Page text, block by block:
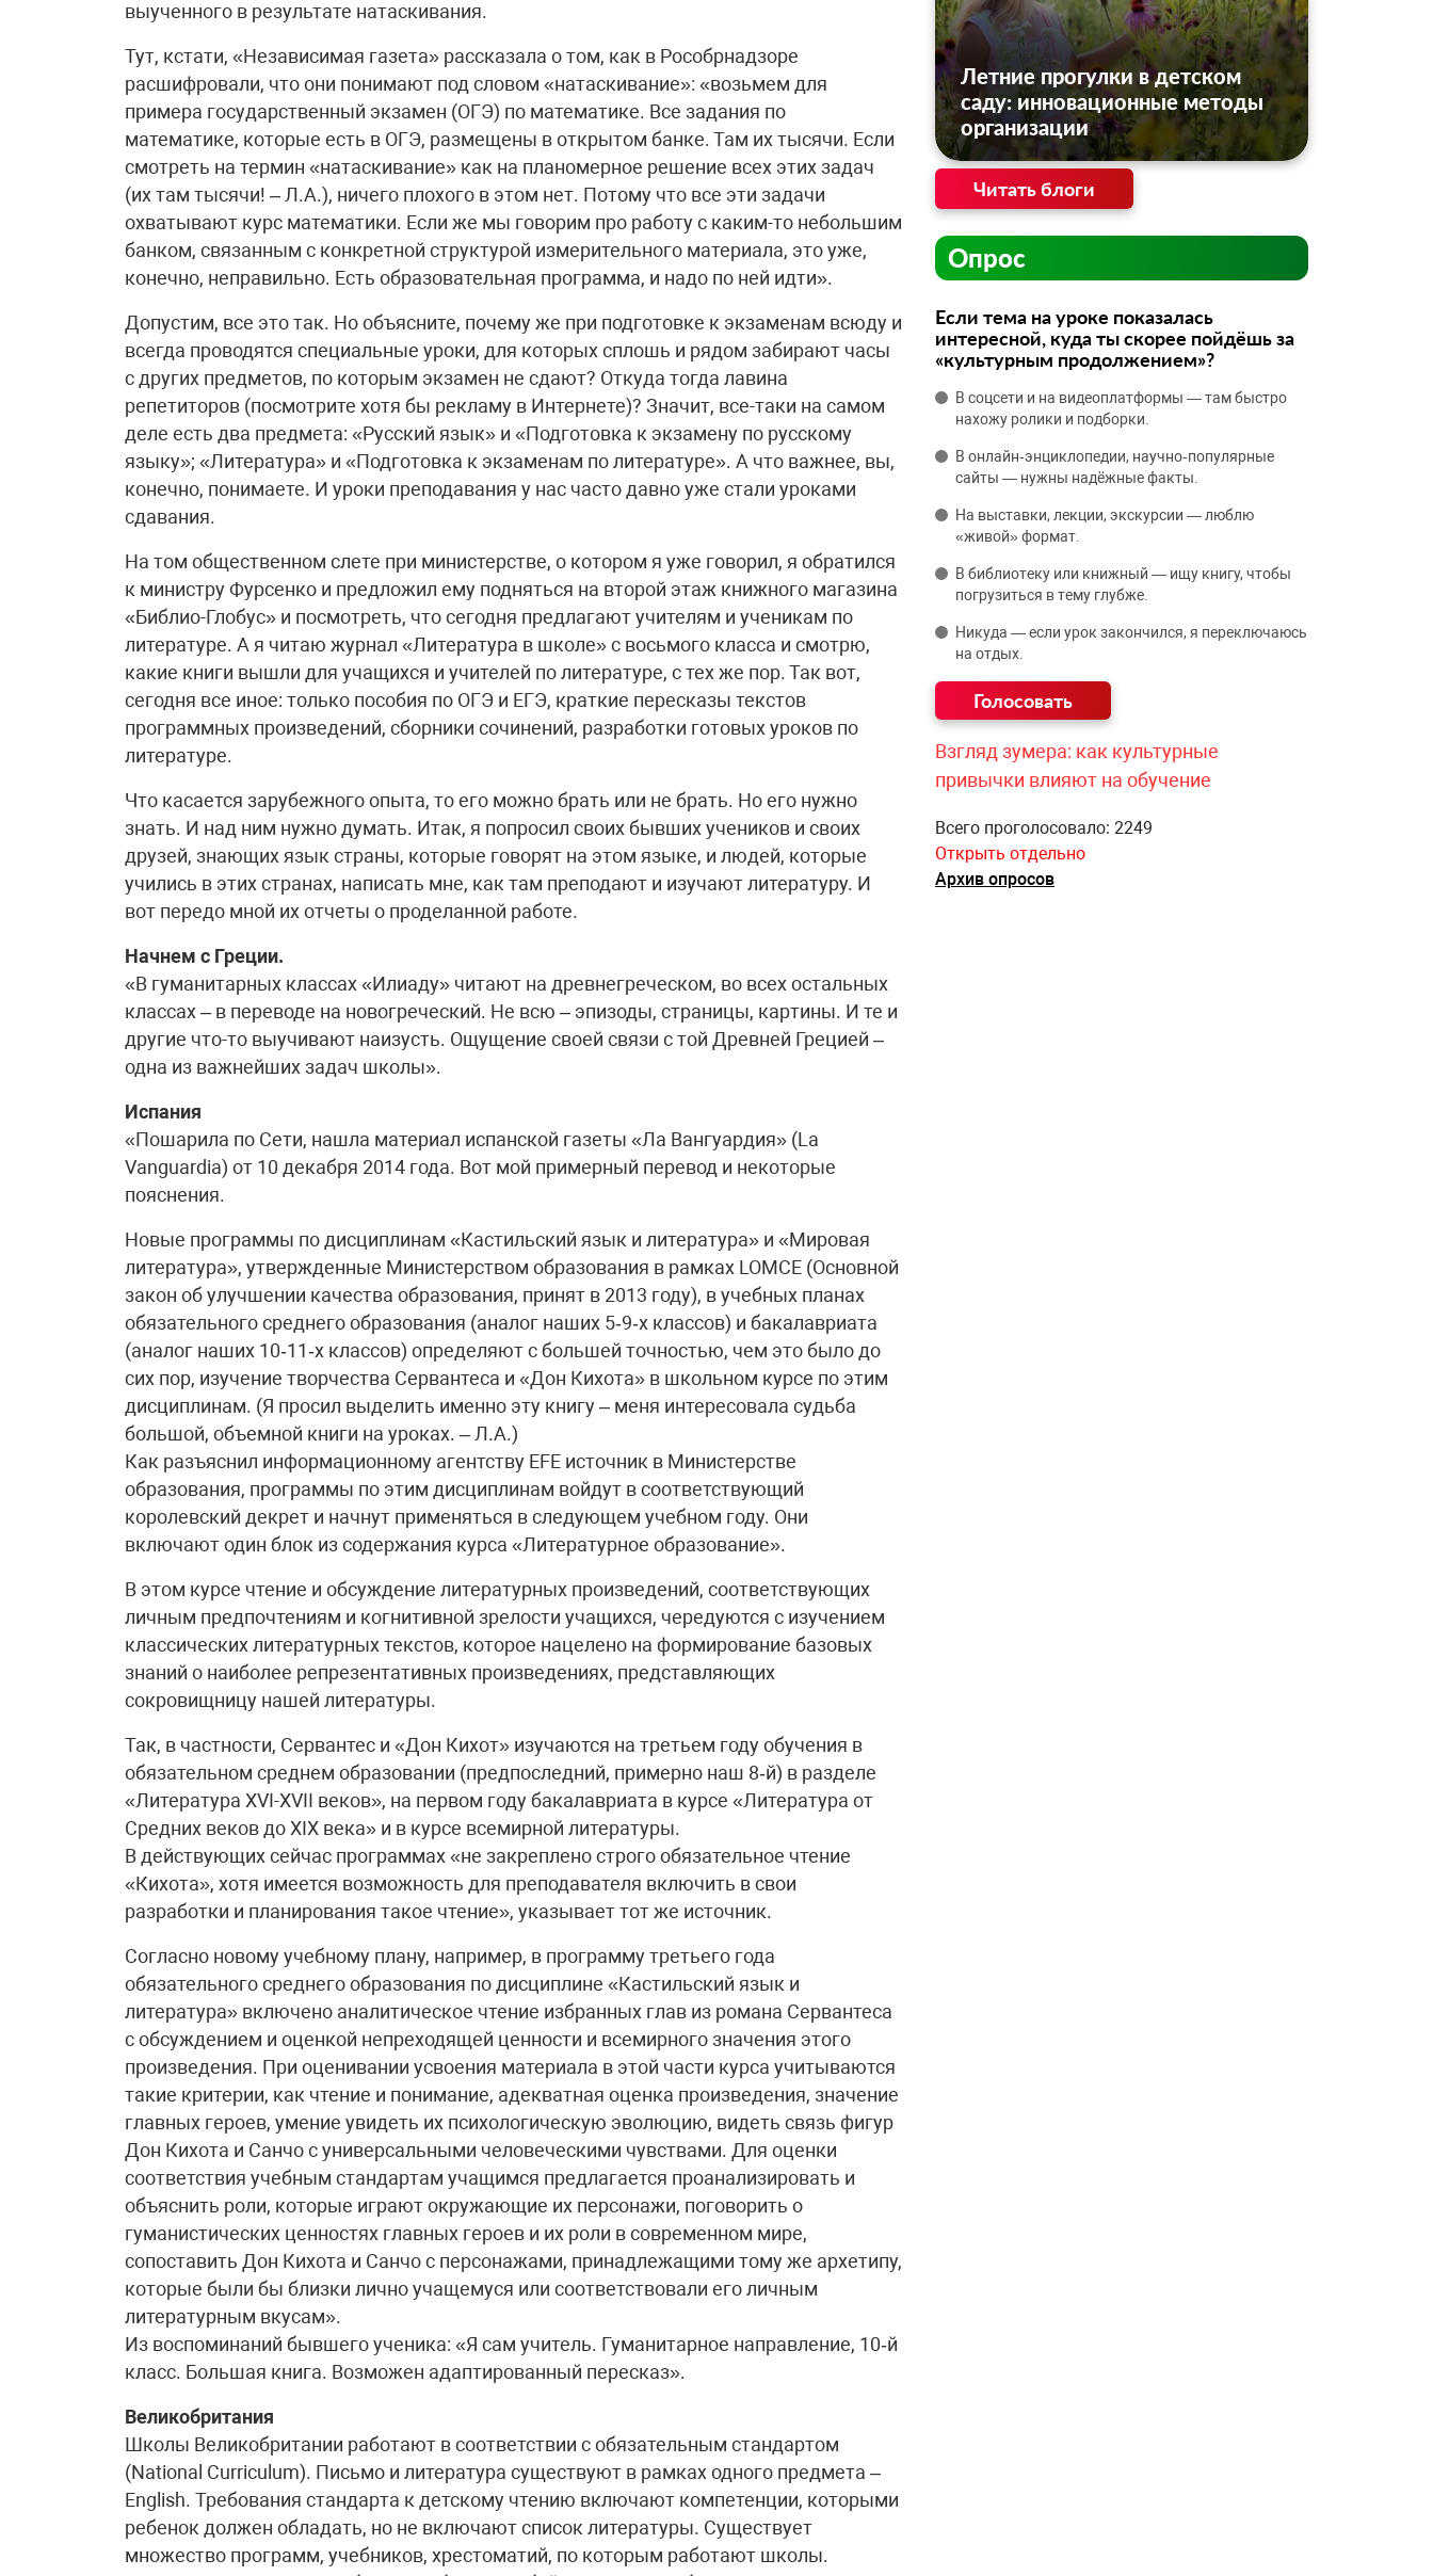
выученного в результате натаскивания.
Тут, кстати, «Независимая газета» рассказала о том, как в Рособрнадзоре
расшифровали, что они понимают под словом «натаскивание»: «возьмем для
примера государственный экзамен (ОГЭ) по математике. Все задания по
математике, которые есть в ОГЭ, размещены в открытом банке. Там их тысячи. Если
смотреть на термин «натаскивание» как на планомерное решение всех этих задач
(их там тысячи! – Л.А.), ничего плохого в этом нет. Потому что все эти задачи
охватывают курс математики. Если же мы говорим про работу с каким-то небольшим
банком, связанным с конкретной структурой измерительного материала, это уже,
конечно, неправильно. Есть образовательная программа, и надо по ней идти».
Допустим, все это так. Но объясните, почему же при подготовке к экзаменам всюду и
всегда проводятся специальные уроки, для которых сплошь и рядом забирают часы
с других предметов, по которым экзамен не сдают? Откуда тогда лавина
репетиторов (посмотрите хотя бы рекламу в Интернете)? Значит, все-таки на самом
деле есть два предмета: «Русский язык» и «Подготовка к экзамену по русскому
языку»; «Литература» и «Подготовка к экзаменам по литературе». А что важнее, вы,
конечно, понимаете. И уроки преподавания у нас часто давно уже стали уроками
сдавания.
На том общественном слете при министерстве, о котором я уже говорил, я обратился
к министру Фурсенко и предложил ему подняться на второй этаж книжного магазина
«Библио-Глобус» и посмотреть, что сегодня предлагают учителям и ученикам по
литературе. А я читаю журнал «Литература в школе» с восьмого класса и смотрю,
какие книги вышли для учащихся и учителей по литературе, с тех же пор. Так вот,
сегодня все иное: только пособия по ОГЭ и ЕГЭ, краткие пересказы текстов
программных произведений, сборники сочинений, разработки готовых уроков по
литературе.
Что касается зарубежного опыта, то его можно брать или не брать. Но его нужно
знать. И над ним нужно думать. Итак, я попросил своих бывших учеников и своих
друзей, знающих язык страны, которые говорят на этом языке, и людей, которые
учились в этих странах, написать мне, как там преподают и изучают литературу. И
вот передо мной их отчеты о проделанной работе.
Начнем с Греции.
«В гуманитарных классах «Илиаду» читают на древнегреческом, во всех остальных
классах – в переводе на новогреческий. Не всю – эпизоды, страницы, картины. И те и
другие что-то выучивают наизусть. Ощущение своей связи с той Древней Грецией –
одна из важнейших задач школы».
Испания
«Пошарила по Сети, нашла материал испанской газеты «Ла Вангуардия» (La
Vanguardia) от 10 декабря 2014 года. Вот мой примерный перевод и некоторые
пояснения.
Новые программы по дисциплинам «Кастильский язык и литература» и «Мировая
литература», утвержденные Министерством образования в рамках LOMCE (Основной
закон об улучшении качества образования, принят в 2013 году), в учебных планах
обязательного среднего образования (аналог наших 5‑9‑х классов) и бакалавриата
(аналог наших 10‑11‑х классов) определяют с большей точностью, чем это было до
сих пор, изучение творчества Сервантеса и «Дон Кихота» в школьном курсе по этим
дисциплинам. (Я просил выделить именно эту книгу – меня интересовала судьба
большой, объемной книги на уроках. – Л.А.)
Как разъяснил информационному агентству EFE источник в Министерстве
образования, программы по этим дисциплинам войдут в соответствующий
королевский декрет и начнут применяться в следующем учебном году. Они
включают один блок из содержания курса «Литературное образование».
В этом курсе чтение и обсуждение литературных произведений, соответствующих
личным предпочтениям и когнитивной зрелости учащихся, чередуются с изучением
классических литературных текстов, которое нацелено на формирование базовых
знаний о наиболее репрезентативных произведениях, представляющих
сокровищницу нашей литературы.
Так, в частности, Сервантес и «Дон Кихот» изучаются на третьем году обучения в
обязательном среднем образовании (предпоследний, примерно наш 8‑й) в разделе
«Литература XVI-XVII веков», на первом году бакалавриата в курсе «Литература от
Средних веков до XIX века» и в курсе всемирной литературы.
В действующих сейчас программах «не закреплено строго обязательное чтение
«Кихота», хотя имеется возможность для преподавателя включить в свои
разработки и планирования такое чтение», указывает тот же источник.
Согласно новому учебному плану, например, в программу третьего года
обязательного среднего образования по дисциплине «Кастильский язык и
литература» включено аналитическое чтение избранных глав из романа Сервантеса
с обсуждением и оценкой непреходящей ценности и всемирного значения этого
произведения. При оценивании усвоения материала в этой части курса учитываются
такие критерии, как чтение и понимание, адекватная оценка произведения, значение
главных героев, умение увидеть их психологическую эволюцию, видеть связь фигур
Дон Кихота и Санчо с универсальными человеческими чувствами. Для оценки
соответствия учебным стандартам учащимся предлагается проанализировать и
объяснить роли, которые играют окружающие их персонажи, поговорить о
гуманистических ценностях главных героев и их роли в современном мире,
сопоставить Дон Кихота и Санчо с персонажами, принадлежащими тому же архетипу,
которые были бы близки лично учащемуся или соответствовали его личным
литературным вкусам».
Из воспоминаний бывшего ученика: «Я сам учитель. Гуманитарное направление, 10‑й
класс. Большая книга. Возможен адаптированный пересказ».
Великобритания
Школы Великобритании работают в соответствии с обязательным стандартом
(National Curriculum). Письмо и литература существуют в рамках одного предмета –
English. Требования стандарта к детскому чтению включают компетенции, которыми
ребенок должен обладать, но не включают список литературы. Существует
множество программ, учебников, хрестоматий, по которым работают школы.
Летние прогулки в детском
саду: инновационные методы
организации
Читать блоги
Опрос
Если тема на уроке показалась
интересной, куда ты скорее пойдёшь за
«культурным продолжением»?
В соцсети и на видеоплатформы — там быстро
нахожу ролики и подборки.
В онлайн‑энциклопедии, научно‑популярные
сайты — нужны надёжные факты.
На выставки, лекции, экскурсии — люблю
«живой» формат.
В библиотеку или книжный — ищу книгу, чтобы
погрузиться в тему глубже.
Никуда — если урок закончился, я переключаюсь
на отдых.
Взгляд зумера: как культурные
привычки влияют на обучение
Всего проголосовало: 2249
Открыть отдельно
Архив опросов